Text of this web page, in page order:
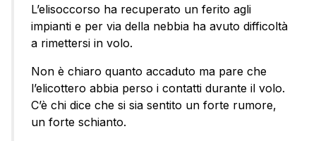
L’elisoccorso ha recuperato un ferito agli
impianti e per via della nebbia ha avuto difficoltà
a rimettersi in volo.
Non è chiaro quanto accaduto ma pare che
l’elicottero abbia perso i contatti durante il volo.
C’è chi dice che si sia sentito un forte rumore,
un forte schianto.